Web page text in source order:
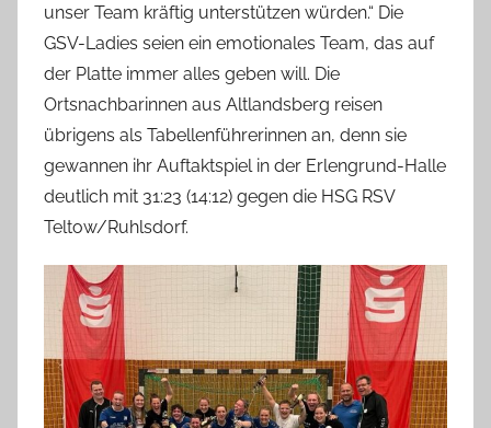
unser Team kräftig unterstützen würden.“ Die
GSV-Ladies seien ein emotionales Team, das auf
der Platte immer alles geben will. Die
Ortsnachbarinnen aus Altlandsberg reisen
übrigens als Tabellenführerinnen an, denn sie
gewannen ihr Auftaktspiel in der Erlengrund-Halle
deutlich mit 31:23 (14:12) gegen die HSG RSV
Teltow/Ruhlsdorf.